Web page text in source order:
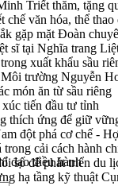
Triết thăm, tặng
chế văn hóa, thể
gặp mặt Đoàn
sĩ tại Nghĩa trang
xuất khẩu sầu
trường Nguyễn
món ăn từ sầu riêng
tiến đầu tư tỉnh
thích ứng để giữ
đột phá cơ chế -
trong cải cách hành
số để phát triển du
hạ tầng kỹ thuật
đạo điều hành